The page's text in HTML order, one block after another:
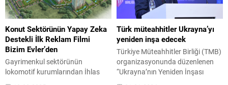
Konut Sektörünün Yapay Zeka
Destekli İlk Reklam Filmi
Bizim Evler’den
Gayrimenkul sektörünün
lokomotif kurumlarından İhlas
Holding İnşaat Grubu,
Türk müteahhitler Ukrayna’yı
yeniden inşa edecek
Türkiye Müteahhitler Birliği (TMB)
organizasyonunda düzenlenen
“Ukrayna’nın Yeniden İnşası
Forumu”, Ukrayna Yeniden